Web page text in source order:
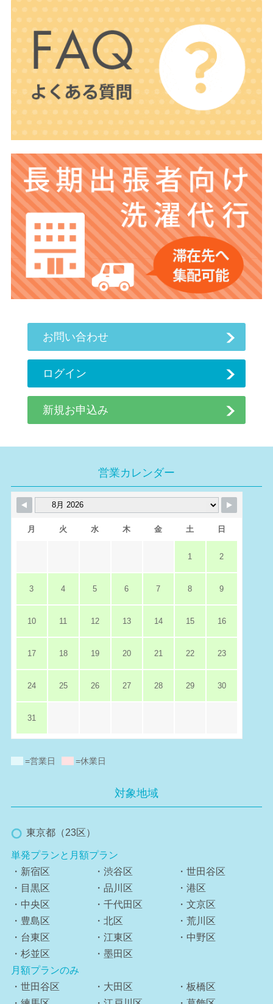
お問い合わせ
ログイン
新規お申込み
営業カレンダー
月 火 水 木 金 土 日
1 2
3 4 5 6 7 8 9
10 11 12 13 14 15 16
17 18 19 20 21 22 23
24 25 26 27 28 29 30
31
=営業日 =休業日
対象地域
東京都（23区）
単発プランと月額プラン
・新宿区
・渋谷区
・世田谷区
・目黒区
・品川区
・港区
・中央区
・千代田区
・文京区
・豊島区
・北区
・荒川区
・台東区
・江東区
・中野区
・杉並区
・墨田区
月額プランのみ
・世田谷区
・大田区
・板橋区